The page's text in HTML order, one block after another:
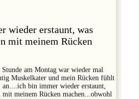
wieder erstaunt, was
mit meinem Rücken
am Montag war wieder mal
Muskelkater und mein Rücken fühlt
bin immer wieder erstaunt,
mit meinem Rücken machen...obwohl